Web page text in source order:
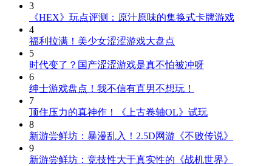
3
《HEX》玩点评测：原汁原味的集换式卡牌游戏
4
福利拉满！美少女涩涩游戏大盘点
5
时代变了？国产涩涩游戏是真不怕被冲呀
6
绅士游戏盘点！我不信有直男不想玩！
7
顶住压力的真神作！《上古卷轴OL》试玩
8
新游尝鲜坊：暴漫乱入！2.5D网游《不败传说》
9
新游尝鲜坊：竞技性大于真实性的《战机世界》